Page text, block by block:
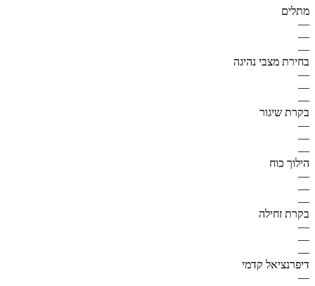
מתלים
—
—
—
בחירת מצבי נהיגה
—
—
—
בקרת שיגור
—
—
—
הילוך כוח
—
—
—
בקרת זחילה
—
—
—
דיפרנציאל קדמי
—